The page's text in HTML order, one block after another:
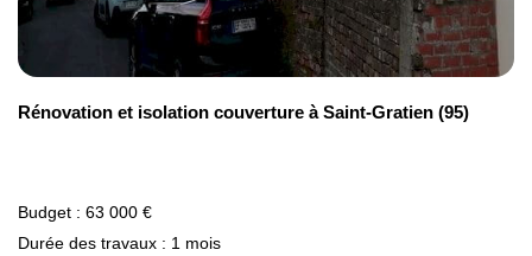
Rénovation et isolation couverture à Saint-Gratien (95)
Budget : 63 000 €
Durée des travaux : 1 mois